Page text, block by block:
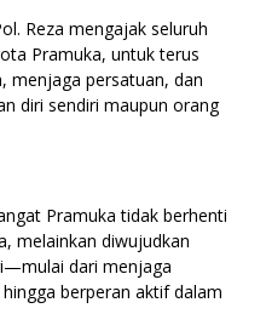
Reza mengajak seluruh
Pramuka, untuk terus
menjaga persatuan, dan
diri sendiri maupun orang
Pramuka tidak berhenti
melainkan diwujudkan
dari menjaga
berperan aktif dalam